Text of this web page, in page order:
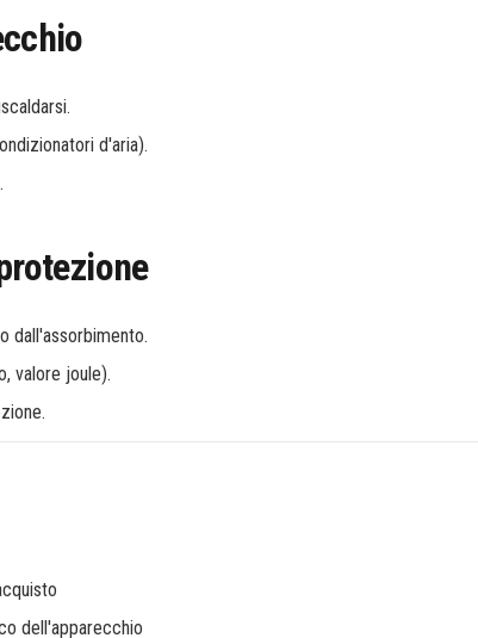
d'aria).
dall'assorbimento.
valore joule).
dell'apparecchio